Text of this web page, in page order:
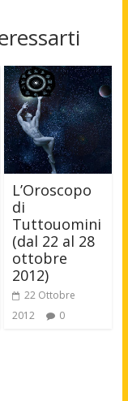
L’Oroscopo
di
Tuttouomini
(dal 22 al 28
ottobre
2012)
22 Ottobre
2012
0